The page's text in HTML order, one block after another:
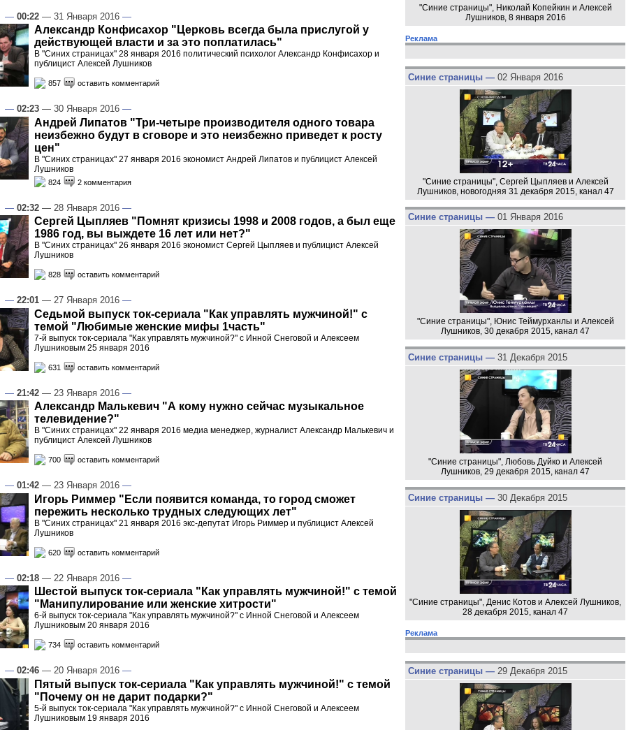
— 00:22 — 31 Января 2016 —
Александр Конфисахор "Церковь всегда была прислугой у
действующей власти и за это поплатилась"
В "Синих страницах" 28 января 2016 политический психолог Александр Конфисахор и
публицист Алексей Лушников
857 оставить комментарий
— 02:23 — 30 Января 2016 —
Андрей Липатов "Три-четыре производителя одного товара
неизбежно будут в сговоре и это неизбежно приведет к росту
цен"
В "Синих страницах" 27 января 2016 экономист Андрей Липатов и публицист Алексей
Лушников
824 2 комментария
— 02:32 — 28 Января 2016 —
Сергей Цыпляев "Помнят кризисы 1998 и 2008 годов, а был еще
1986 год, вы выждете 16 лет или нет?"
В "Синих страницах" 26 января 2016 экономист Сергей Цыпляев и публицист Алексей
Лушников
828 оставить комментарий
— 22:01 — 27 Января 2016 —
Седьмой выпуск ток-сериала "Как управлять мужчиной!" с
темой "Любимые женские мифы 1часть"
7-й выпуск ток-сериала "Как управлять мужчиной?" с Инной Снеговой и Алексеем
Лушниковым 25 января 2016
631 оставить комментарий
— 21:42 — 23 Января 2016 —
Александр Малькевич "А кому нужно сейчас музыкальное
телевидение?"
В "Синих страницах" 22 января 2016 медиа менеджер, журналист Александр Малькевич и
публицист Алексей Лушников
700 оставить комментарий
— 01:42 — 23 Января 2016 —
Игорь Риммер "Если появится команда, то город сможет
пережить несколько трудных следующих лет"
В "Синих страницах" 21 января 2016 экс-депутат Игорь Риммер и публицист Алексей
Лушников
620 оставить комментарий
— 02:18 — 22 Января 2016 —
Шестой выпуск ток-сериала "Как управлять мужчиной!" с темой
"Манипулирование или женские хитрости"
6-й выпуск ток-сериала "Как управлять мужчиной?" с Инной Снеговой и Алексеем
Лушниковым 20 января 2016
734 оставить комментарий
— 02:46 — 20 Января 2016 —
Пятый выпуск ток-сериала "Как управлять мужчиной!" с темой
"Почему он не дарит подарки?"
5-й выпуск ток-сериала "Как управлять мужчиной?" с Инной Снеговой и Алексеем
Лушниковым 19 января 2016
"Синие страницы", Николай Копейкин и Алексей
Лушников, 8 января 2016
Реклама
Синие страницы — 02 Января 2016
"Синие страницы", Сергей Цыпляев и Алексей
Лушников, новогодняя 31 декабря 2015, канал 47
Синие страницы — 01 Января 2016
"Синие страницы", Юнис Теймурханлы и Алексей
Лушников, 30 декабря 2015, канал 47
Синие страницы — 31 Декабря 2015
"Синие страницы", Любовь Дуйко и Алексей
Лушников, 29 декабря 2015, канал 47
Синие страницы — 30 Декабря 2015
"Синие страницы", Денис Котов и Алексей Лушников,
28 декабря 2015, канал 47
Реклама
Синие страницы — 29 Декабря 2015